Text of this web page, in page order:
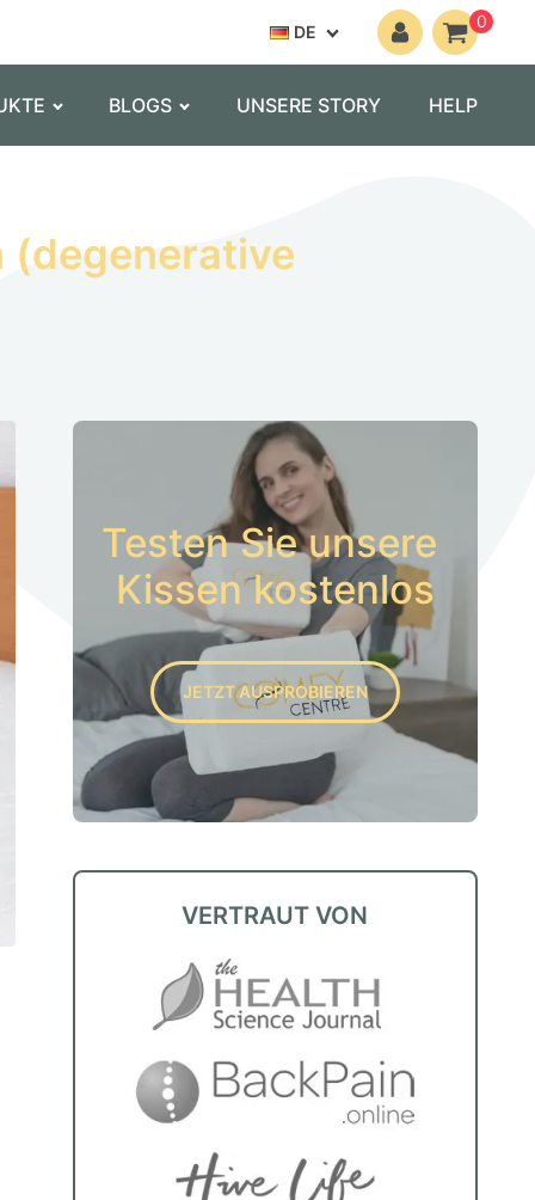
DE
0
BLOGS UNSERE STORY HELP
(degenerative
Testen Sie unsere
Kissen kostenlos
JETZT AUSPROBIEREN
VERTRAUT VON